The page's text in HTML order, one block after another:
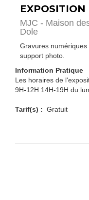
EXPOSITION
MJC - Maison
Dole
Gravures
support photo.
Information Pratique
Les horaires de
9H-12H 14H-19H du
Tarif(s) : Gratuit